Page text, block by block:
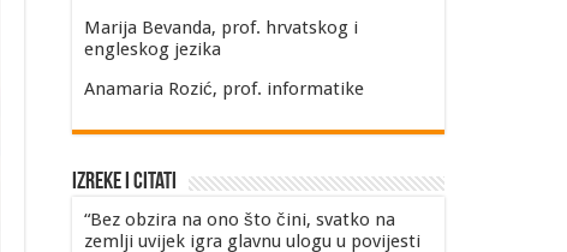
Marija Bevanda, prof. hrvatskog i
engleskog jezika
Anamaria Rozić, prof. informatike
Izreke i Citati
“Bez obzira na ono što čini, svatko na
zemlji uvijek igra glavnu ulogu u povijesti